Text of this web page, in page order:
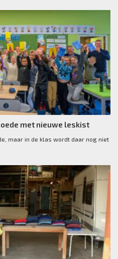
met nieuwe leskist
maar in de klas wordt daar nog niet